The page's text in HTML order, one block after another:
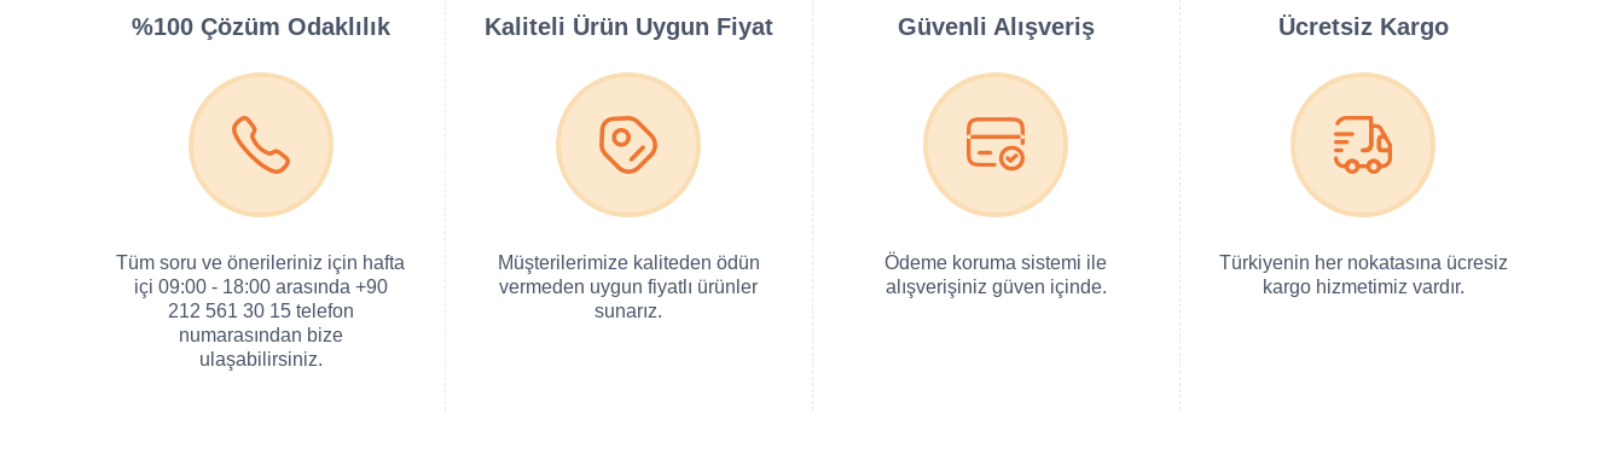
%100 Çözüm Odaklılık
Tüm soru ve önerileriniz için hafta
içi 09:00 - 18:00 arasında +90
212 561 30 15 telefon
numarasından bize
ulaşabilirsiniz.
Kaliteli Ürün Uygun Fiyat
Müşterilerimize kaliteden ödün
vermeden uygun fiyatlı ürünler
sunarız.
Güvenli Alışveriş
Ödeme koruma sistemi ile
alışverişiniz güven içinde.
Ücretsiz Kargo
Türkiyenin her nokatasına ücresiz
kargo hizmetimiz vardır.